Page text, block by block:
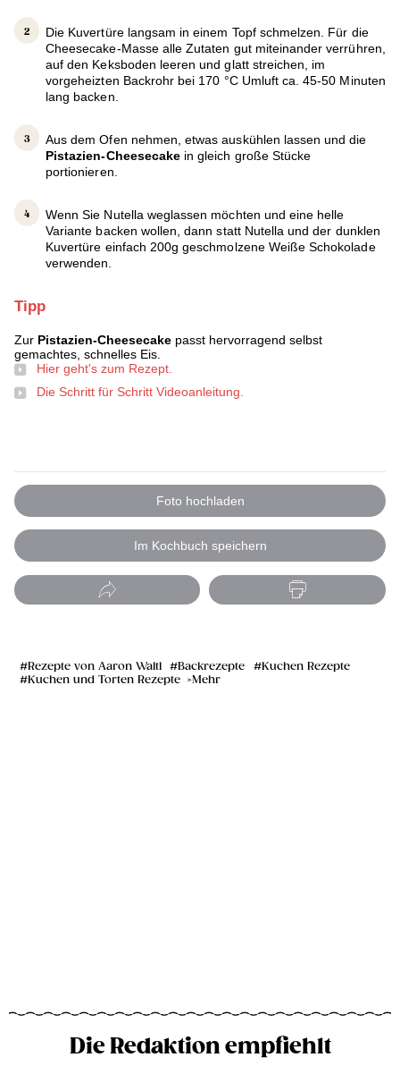
Die Kuvertüre langsam in einem Topf schmelzen. Für die
Cheesecake-Masse alle Zutaten gut miteinander verrühren,
auf den Keksboden leeren und glatt streichen, im
vorgeheizten Backrohr bei 170 °C Umluft ca. 45-50 Minuten
lang backen.
Aus dem Ofen nehmen, etwas auskühlen lassen und die
Pistazien-Cheesecake in gleich große Stücke
portionieren.
Wenn Sie Nutella weglassen möchten und eine helle
Variante backen wollen, dann statt Nutella und der dunklen
Kuvertüre einfach 200g geschmolzene Weiße Schokolade
verwenden.
Tipp
Zur Pistazien-Cheesecake passt hervorragend selbst
gemachtes, schnelles Eis.
Hier geht's zum Rezept.
Die Schritt für Schritt Videoanleitung.
Foto hochladen
Im Kochbuch speichern
Rezepte von Aaron Waltl Backrezepte
Kuchen Rezepte
Kuchen und Torten Rezepte
Mehr
Die Redaktion empfiehlt